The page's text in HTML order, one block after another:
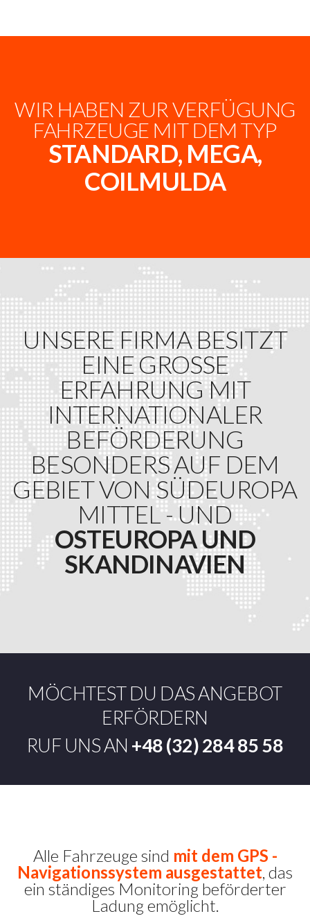
WIR HABEN ZUR VERFÜGUNG
FAHRZEUGE MIT DEM TYP
STANDARD, MEGA,
COILMULDA
UNSERE FIRMA BESITZT
EINE GROSSE E
RFAHRUNG MIT I
NTERNATIONALER B
EFÖRDERUNG B
ESONDERS AUF DEM G
EBIET VON SÜDEUROPA
MITTEL - UND
OSTEUROPA UND
SKANDINAVIEN
MÖCHTEST DU DAS ANGEBOT
ERFÖRDERN
RUF UNS AN +48 (32) 284 85 58
Alle Fahrzeuge sind mit dem GPS -
Navigationssystem ausgestattet, das
ein ständiges Monitoring beförderter
Ladung emöglicht.